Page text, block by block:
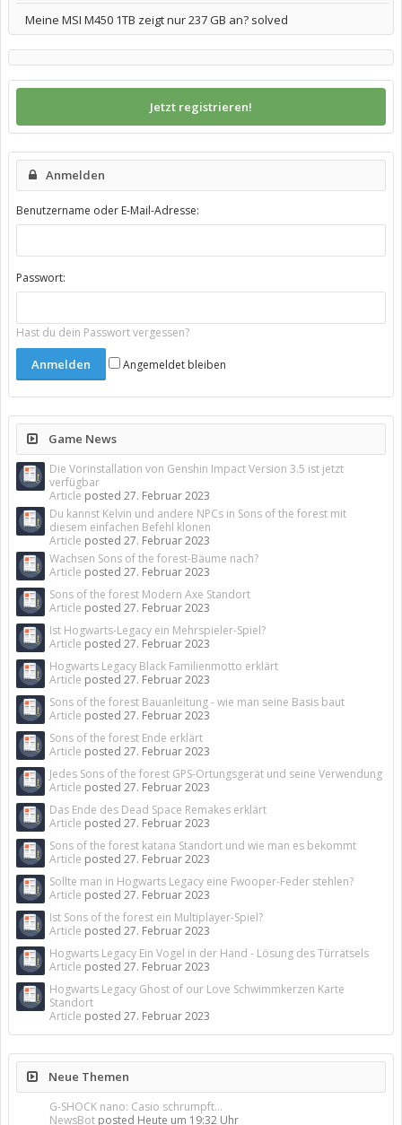
Meine MSI M450 1TB zeigt nur 237 GB an? solved
Jetzt registrieren!
Anmelden
Benutzername oder E-Mail-Adresse:
Passwort:
Hast du dein Passwort vergessen?
Angemeldet bleiben
Game News
Die Vorinstallation von Genshin Impact Version 3.5 ist jetzt
verfügbar
Article posted 27. Februar 2023
Du kannst Kelvin und andere NPCs in Sons of the forest mit
diesem einfachen Befehl klonen
Article posted 27. Februar 2023
Wachsen Sons of the forest-Bäume nach?
Article posted 27. Februar 2023
Sons of the forest Modern Axe Standort
Article posted 27. Februar 2023
Ist Hogwarts-Legacy ein Mehrspieler-Spiel?
Article posted 27. Februar 2023
Hogwarts Legacy Black Familienmotto erklärt
Article posted 27. Februar 2023
Sons of the forest Bauanleitung - wie man seine Basis baut
Article posted 27. Februar 2023
Sons of the forest Ende erklärt
Article posted 27. Februar 2023
Jedes Sons of the forest GPS-Ortungsgerät und seine Verwendung
Article posted 27. Februar 2023
Das Ende des Dead Space Remakes erklärt
Article posted 27. Februar 2023
Sons of the forest katana Standort und wie man es bekommt
Article posted 27. Februar 2023
Sollte man in Hogwarts Legacy eine Fwooper-Feder stehlen?
Article posted 27. Februar 2023
Ist Sons of the forest ein Multiplayer-Spiel?
Article posted 27. Februar 2023
Hogwarts Legacy Ein Vogel in der Hand - Lösung des Türrätsels
Article posted 27. Februar 2023
Hogwarts Legacy Ghost of our Love Schwimmkerzen Karte
Standort
Article posted 27. Februar 2023
Neue Themen
G-SHOCK nano: Casio schrumpft...
NewsBot posted Heute um 19:32 Uhr